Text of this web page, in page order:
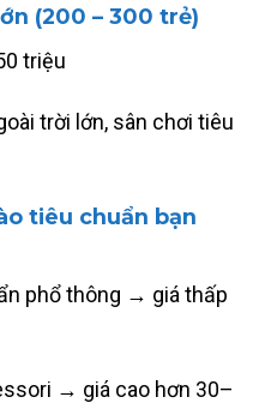
(200 – 300 trẻ)
triệu
trời lớn, sân chơi tiêu
tiêu chuẩn bạn
phổ thông → giá thấp
→ giá cao hơn 30–